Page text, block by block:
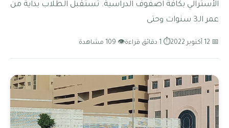
الأسترالي بكافة اصفوف الدراسية. تستقبل الطلاب بداية من
عمر الـ3 سنوات وحتى
📅 12 أكتوبر 2022 ⏱ 1 دقائق قراءة 👁 109 مشاهدة